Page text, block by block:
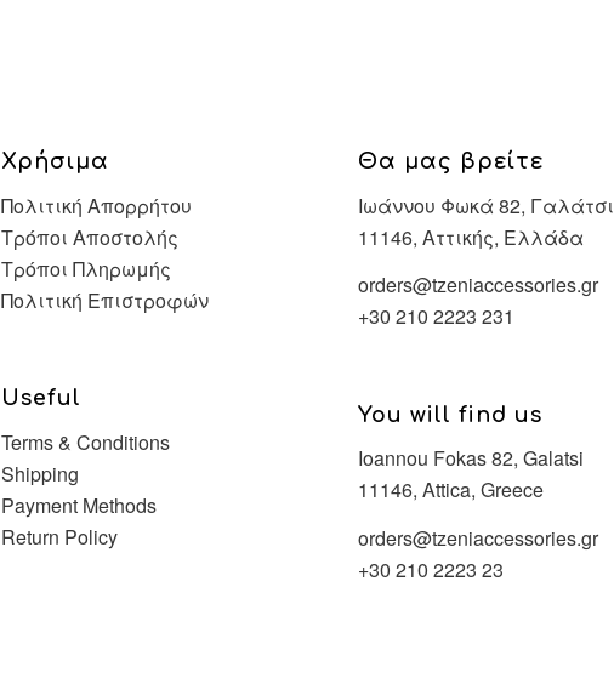
Χρήσιμα
Πολιτική Απορρήτου
Τρόποι Αποστολής
Τρόποι Πληρωμής
Πολιτική Επιστροφών
Useful
Terms & Conditions
Shipping
Payment Methods
Return Policy
Θα μας βρείτε
Ιωάννου Φωκά 82, Γαλάτσι
11146, Αττικής, Ελλάδα
orders@tzeniaccessories.gr
+30 210 2223 231
You will find us
Ioannou Fokas 82, Galatsi
11146, Attica, Greece
orders@tzeniaccessories.gr
+30 210 2223 23